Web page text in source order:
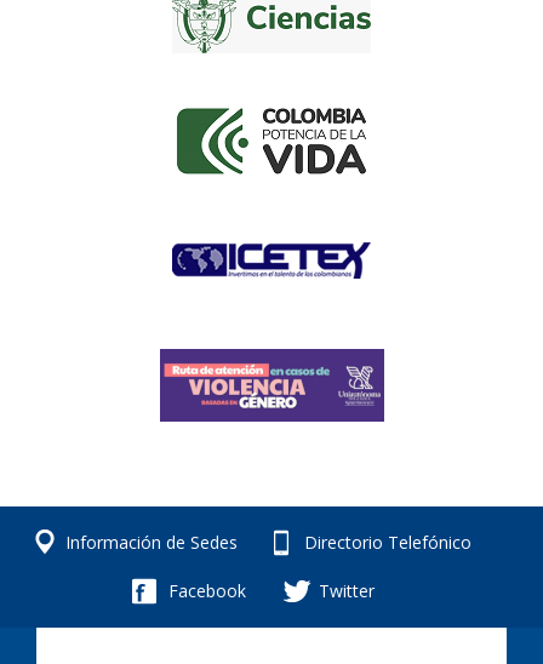
Información de Sedes Directorio Telefónico
Facebook Twitter